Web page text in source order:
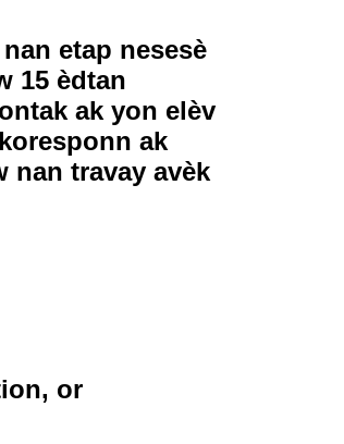
etap nesesè
15 èdtan
ak yon elèv
ak
nan travay avèk
or